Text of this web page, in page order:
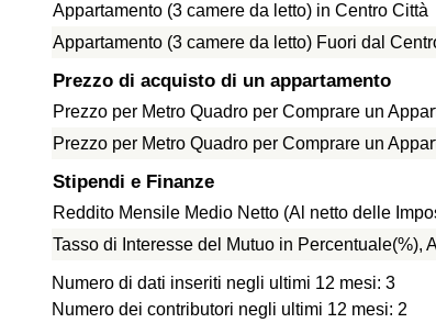
Appartamento (3 camere da letto) in Centro Città
Appartamento (3 camere da letto) Fuori dal
Prezzo di acquisto di un appartamento
Prezzo per Metro Quadro per Comprare un
Prezzo per Metro Quadro per Comprare un
Stipendi e Finanze
Reddito Mensile Medio Netto (Al netto delle
Tasso di Interesse del Mutuo in Percentuale(%),
Numero di dati inseriti negli ultimi 12 mesi: 3
Numero dei contributori negli ultimi 12 mesi: 2